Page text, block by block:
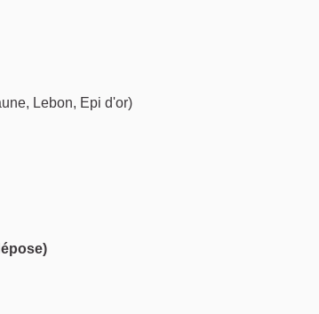
Lebon, Epi d'or)